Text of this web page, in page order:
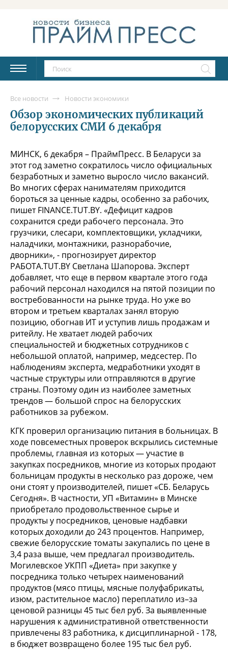
Все новости Новости экономики
Обзор экономических публикаций
белорусских СМИ 6 декабря
МИНСК, 6 декабря – ПраймПресс. В Беларуси за
этот год заметно сократилось число официальных
безработных и заметно выросло число вакансий.
Во многих сферах нанимателям приходится
бороться за ценные кадры, особенно за рабочих,
пишет FINANCE.TUT.BY. «Дефицит кадров
сохранится среди рабочего персонала. Это
грузчики, слесари, комплектовщики, укладчики,
наладчики, монтажники, разнорабочие,
дворники», - прогнозирует директор
РАБОТА.TUT.BY Светлана Шапорова. Эксперт
добавляет, что еще в первом квартале этого года
рабочий персонал находился на пятой позиции по
востребованности на рынке труда. Но уже во
втором и третьем кварталах занял вторую
позицию, обогнав ИТ и уступив лишь продажам и
ритейлу. Не хватает людей рабочих
специальностей и бюджетных сотрудников с
небольшой оплатой, например, медсестер. По
наблюдениям эксперта, медработники уходят в
частные структуры или отправляются в другие
страны. Поэтому один из наиболее заметных
трендов — большой спрос на белорусских
работников за рубежом.
КГК проверил организацию питания в больницах. В
ходе повсеместных проверок вскрылись системные
проблемы, главная из которых — участие в
закупках посредников, многие из которых продают
больницам продукты в несколько раз дороже, чем
они стоят у производителей, пишет «СБ. Беларусь
Сегодня». В частности, УП «Витамин» в Минске
приобретало продовольственное сырье и
продукты у посредников, ценовые надбавки
которых доходили до 243 процентов. Например,
свежие белорусские томаты закупались по цене в
3,4 раза выше, чем предлагал производитель.
Могилевское УКПП «Диета» при закупке у
посредника только четырех наименований
продуктов (мясо птицы, мясные полуфабрикаты,
изюм, растительное масло) переплатило из–за
ценовой разницы 45 тыс бел руб. За выявленные
нарушения к административной ответственности
привлечены 83 работника, к дисциплинарной - 178,
в бюджет возвращено более 195 тыс бел руб.